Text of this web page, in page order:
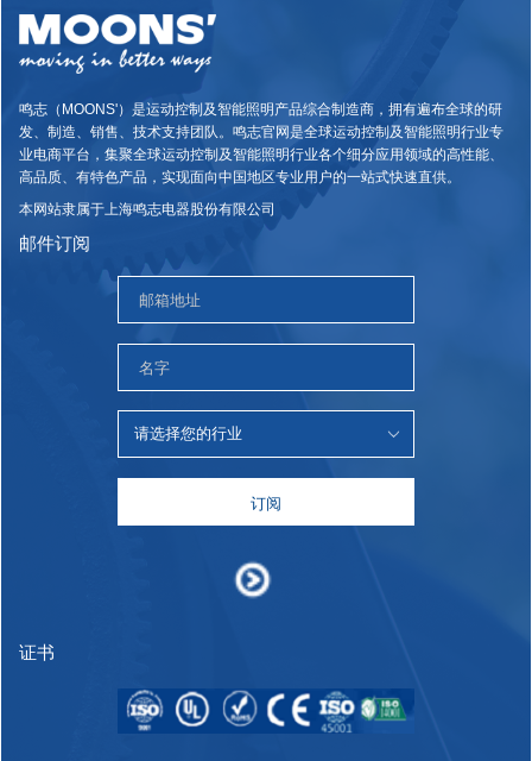
鸣志（MOONS'）是运动控制及智能照明产品综合制造商，拥有遍布全球的研
发、制造、销售、技术支持团队。鸣志官网是全球运动控制及智能照明行业专
业电商平台，集聚全球运动控制及智能照明行业各个细分应用领域的高性能、
高品质、有特色产品，实现面向中国地区专业用户的一站式快速直供。
本网站隶属于上海鸣志电器股份有限公司
邮件订阅
订阅
证书